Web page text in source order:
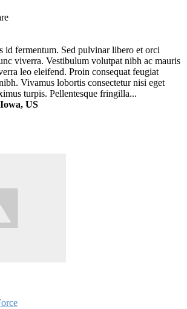
id fermentum. Sed pulvinar libero et orci
viverra. Vestibulum volutpat nibh ac mauris
leo eleifend. Proin consequat feugiat
Vivamus lobortis consectetur nisi eget
turpis. Pellentesque fringilla...
US